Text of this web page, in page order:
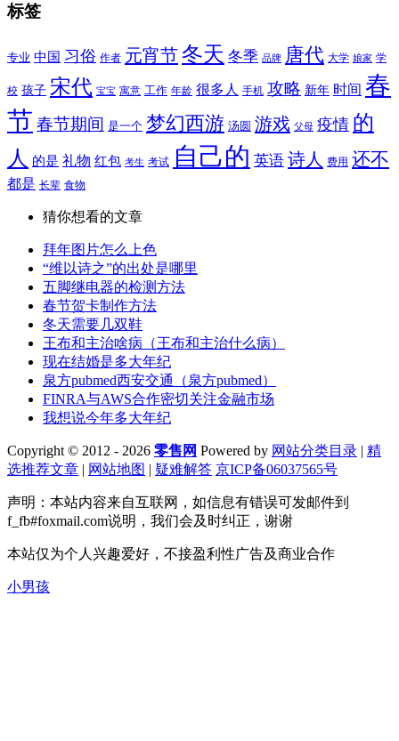
标签
专业 中国 习俗 作者 元宵节冬天 冬季 品牌 唐代 大学 娘家 学
校 孩子 宋代 宝宝 寓意 工作 年龄 很多人 手机 攻略 新年 时间 春
节 春节期间 是一个 梦幻西游 汤圆 游戏 父母 疫情 的
人 的是 礼物 红包 考生 考试 自己的 英语 诗人 费用 还不
都是 长辈 食物
猜你想看的文章
拜年图片怎么上色
“维以诗之”的出处是哪里
五脚继电器的检测方法
春节贺卡制作方法
冬天需要几双鞋
王布和主治啥病（王布和主治什么病）
现在结婚是多大年纪
泉方pubmed西安交通（泉方pubmed）
FINRA与AWS合作密切关注金融市场
我想说今年多大年纪
Copyright © 2012 - 2026 零售网 Powered by 网站分类目录 | 精
选推荐文章 | 网站地图 | 疑难解答 京ICP备06037565号
声明：本站内容来自互联网，如信息有错误可发邮件到
f_fb#foxmail.com说明，我们会及时纠正，谢谢
本站仅为个人兴趣爱好，不接盈利性广告及商业合作
小男孩